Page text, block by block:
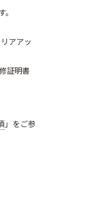
アアッ
証明書
」をご参